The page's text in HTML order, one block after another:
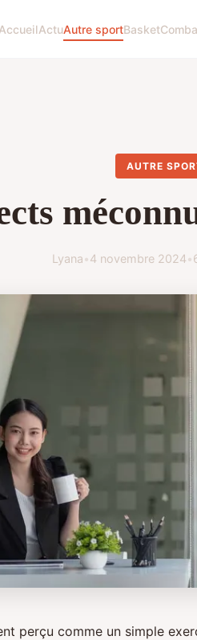
AccueilActuAutre sportBasket
AUTRE
Lyana•4 novembre 2024•
perçu comme un simple